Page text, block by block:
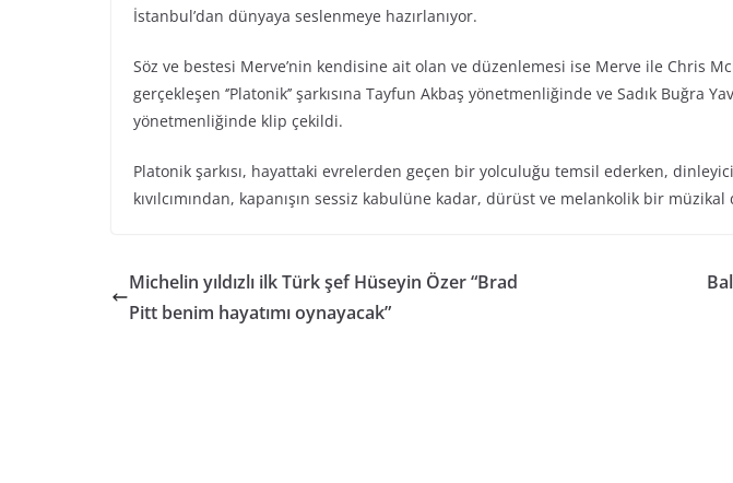
İstanbul’dan dünyaya seslenmeye hazırlanıyor.
Söz ve bestesi Merve’nin kendisine ait olan ve düzenlemesi ise Merve ile Chris
gerçekleşen ‘’Platonik’’ şarkısına Tayfun Akbaş yönetmenliğinde ve Sadık Buğra
yönetmenliğinde klip çekildi.
Platonik şarkısı, hayattaki evrelerden geçen bir yolculuğu temsil ederken,
kıvılcımından, kapanışın sessiz kabulüne kadar, dürüst ve melankolik bir
Michelin yıldızlı ilk Türk şef Hüseyin Özer “Brad
Pitt benim hayatımı oynayacak”